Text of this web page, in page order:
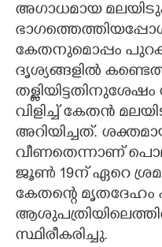
അഗാധമായ
കേതനുമൊപ്പം
ദൃശ്യങ്ങളിൽ
വിളിച്ച് കേതൻ
അറിയിച്ചത്.
വീണതെന്നാണ്
ജൂൺ 19ന് ഏറെ
കേതന്റെ മൃതദേഹം
സ്ഥിരീകരിച്ചു.